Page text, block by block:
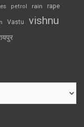
petrol rain rape
Vastu vishnu